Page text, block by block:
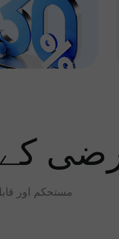
کے
مستحکم اور